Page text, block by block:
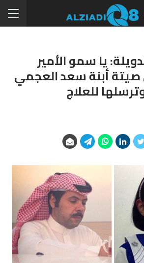
يا سمو الأمير
أبنة سعد العجمي